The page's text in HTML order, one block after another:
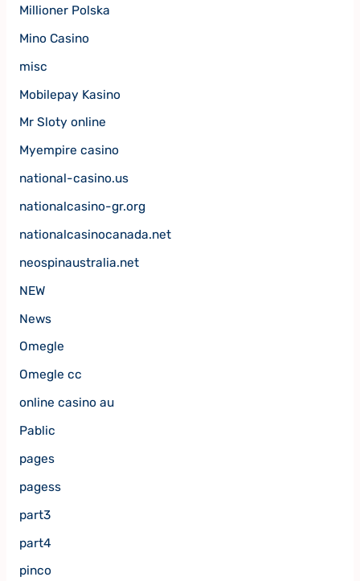
Millioner Polska
Mino Casino
misc
Mobilepay Kasino
Mr Sloty online
Myempire casino
national-casino.us
nationalcasino-gr.org
nationalcasinocanada.net
neospinaustralia.net
NEW
News
Omegle
Omegle cc
online casino au
Pablic
pages
pagess
part3
part4
pinco